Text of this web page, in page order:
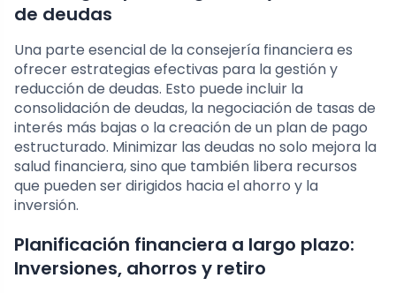
de deudas
Una parte esencial de la consejería financiera es
ofrecer estrategias efectivas para la gestión y
reducción de deudas. Esto puede incluir la
consolidación de deudas, la negociación de tasas de
interés más bajas o la creación de un plan de pago
estructurado. Minimizar las deudas no solo mejora la
salud financiera, sino que también libera recursos
que pueden ser dirigidos hacia el ahorro y la
inversión.
Planificación financiera a largo plazo:
Inversiones, ahorros y retiro